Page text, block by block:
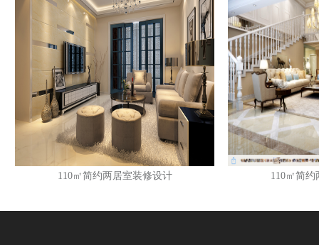
110㎡简约两居室装修设计 110㎡简